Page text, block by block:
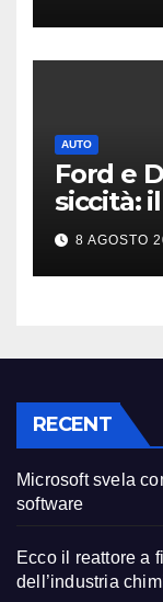
AUTO
Ford e
siccità:
8 AGOSTO
RECENT
Microsoft svela
software
Ecco il reattore a
dell’industria